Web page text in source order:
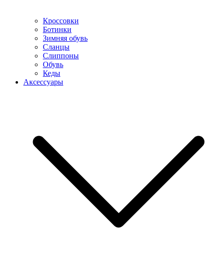
Кроссовки
Ботинки
Зимняя обувь
Сланцы
Слиппоны
Обувь
Кеды
Аксессуары